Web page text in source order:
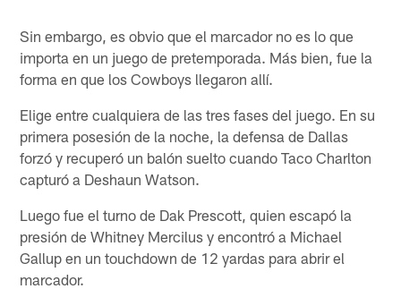
Sin embargo, es obvio que el marcador no es lo que
importa en un juego de pretemporada. Más bien, fue la
forma en que los Cowboys llegaron allí.
Elige entre cualquiera de las tres fases del juego. En su
primera posesión de la noche, la defensa de Dallas
forzó y recuperó un balón suelto cuando Taco Charlton
capturó a Deshaun Watson.
Luego fue el turno de Dak Prescott, quien escapó la
presión de Whitney Mercilus y encontró a Michael
Gallup en un touchdown de 12 yardas para abrir el
marcador.